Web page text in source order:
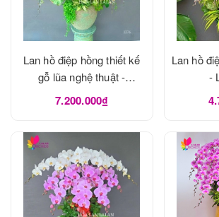
Lan hồ điệp hồng thiết kế
gỗ lũa nghệ thuật -
LHD1273
7.200.000₫
Lan hồ
-